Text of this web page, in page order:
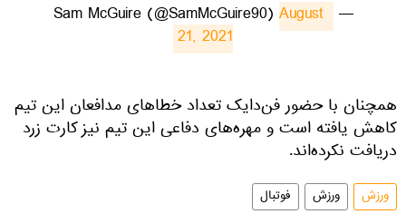
— Sam McGuire (@SamMcGuire90)
August
21, 2021
همچنان با حضور فن‌دایک تعداد خطاهای مدافعان این تیم
کاهش یافته است و مهره‌های دفاعی این تیم نیز کارت زرد
دریافت نکرده‌اند.
ورزش ورزش فوتبال